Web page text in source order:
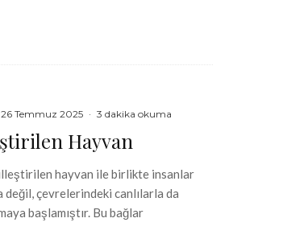
26 Temmuz 2025 · 3 dakika okuma
Hayvan
hayvan ile birlikte insanlar
değil, çevrelerindeki canlılarla da
başlamıştır. Bu bağlar